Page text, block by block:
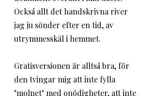
Också allt det handskrivna river
jag ju sönder efter en tid, av
utrymmesskäl i hemmet.
Gratisversionen är alltså bra, för
den tvingar mig att inte fylla
"molnet" med onödigheter, att inte